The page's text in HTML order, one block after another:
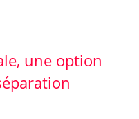
une option